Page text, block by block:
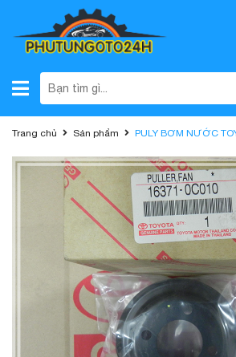
Trang chủ Sản phẩm PULY BƠM NƯỚC